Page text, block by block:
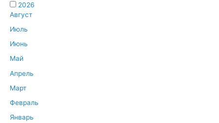
2026
Август
Июль
Июнь
Май
Апрель
Март
Февраль
Январь